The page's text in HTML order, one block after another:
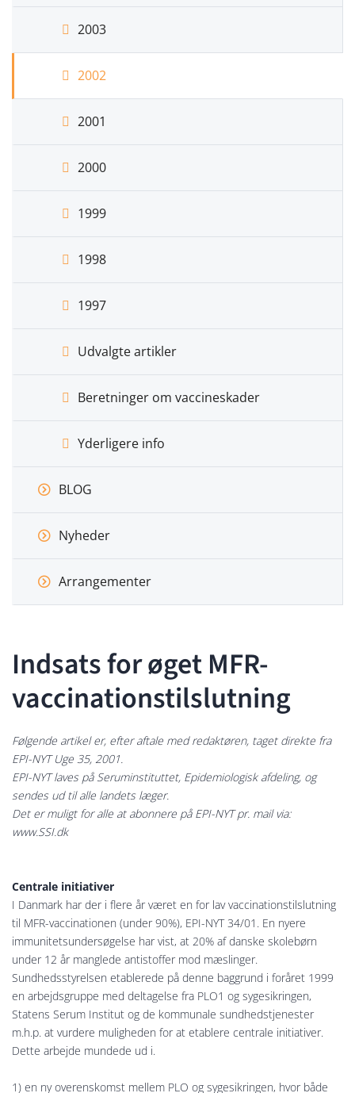
2003
2002
2001
2000
1999
1998
1997
Udvalgte artikler
Beretninger om vaccineskader
Yderligere info
BLOG
Nyheder
Arrangementer
Indsats for øget MFR-
vaccinationstilslutning
Følgende artikel er, efter aftale med redaktøren, taget direkte fra
EPI-NYT Uge 35, 2001.
EPI-NYT laves på Seruminstituttet, Epidemiologisk afdeling, og
sendes ud til alle landets læger.
Det er muligt for alle at abonnere på EPI-NYT pr. mail via:
www.SSI.dk
Centrale initiativer
I Danmark har der i flere år været en for lav vaccinationstilslutning
til MFR-vaccinationen (under 90%), EPI-NYT 34/01. En nyere
immunitetsundersøgelse har vist, at 20% af danske skolebørn
under 12 år manglede antistoffer mod mæslinger.
Sundhedsstyrelsen etablerede på denne baggrund i foråret 1999
en arbejdsgruppe med deltagelse fra PLO1 og sygesikringen,
Statens Serum Institut og de kommunale sundhedstjenester
m.h.p. at vurdere muligheden for at etablere centrale initiativer.
Dette arbejde mundede ud i.
1) en ny overenskomst mellem PLO og sygesikringen, hvor både